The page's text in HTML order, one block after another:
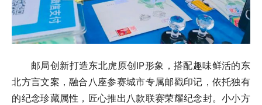
邮局创新打造东北虎原创IP形象，搭配趣味鲜活的东
北方言文案，融合八座参赛城市专属邮戳印记，依托独有
的纪念珍藏属性，匠心推出八款联赛荣耀纪念封。小小方